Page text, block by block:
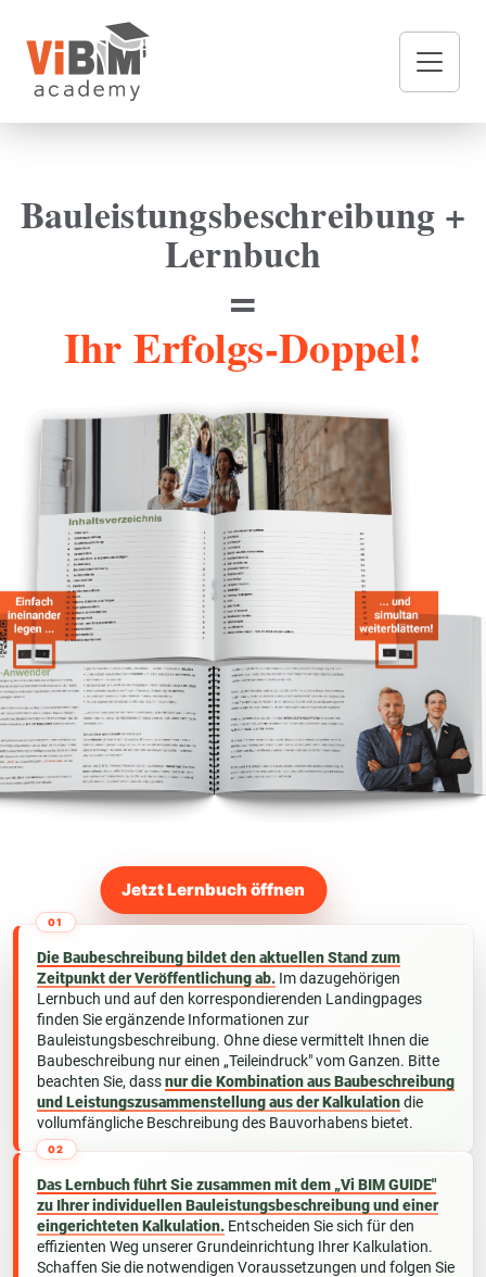
Bauleistungsbeschreibung +
Lernbuch
=
Ihr Erfolgs-Doppel!
01
Die Baubeschreibung bildet den aktuellen Stand zum
Zeitpunkt der Veröffentlichung ab.Im dazugehörigen
Lernbuch und auf den korrespondierenden Landingpages
finden Sie ergänzende Informationen zur
Bauleistungsbeschreibung. Ohne diese vermittelt Ihnen die
Baubeschreibung nur einen „Teileindruck" vom Ganzen. Bitte
beachten Sie, dassnur die Kombination aus Baubeschreibung
und Leistungszusammenstellung aus der Kalkulationdie
vollumfängliche Beschreibung des Bauvorhabens bietet.
Jetzt Lernbuch öffnen
02
Das Lernbuch führt Sie zusammen mit dem „Vi BIM GUIDE"
zu Ihrer individuellen Bauleistungsbeschreibung und einer
eingerichteten Kalkulation.Entscheiden Sie sich für den
effizienten Weg unserer Grundeinrichtung Ihrer Kalkulation.
Schaffen Sie die notwendigen Voraussetzungen und folgen Sie